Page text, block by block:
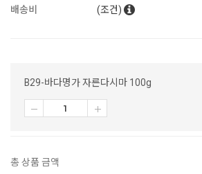
배송비
(조건)
B29-바다명가 자른다시마 100g
총 상품 금액